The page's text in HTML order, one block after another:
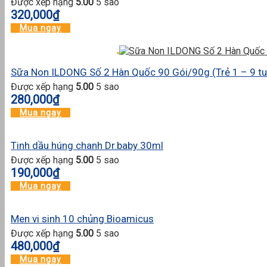
320,000₫
Mua ngay
Sữa Non ILDONG Số 2 Hàn Quốc 90 Gói/90g (Trẻ 1 – 9
Được xếp hạng 5.00 5 sao
280,000₫
Mua ngay
Tinh dầu húng chanh Dr.baby 30ml
Được xếp hạng 5.00 5 sao
190,000₫
Mua ngay
Men vi sinh 10 chủng Bioamicus
Được xếp hạng 5.00 5 sao
480,000₫
Mua ngay